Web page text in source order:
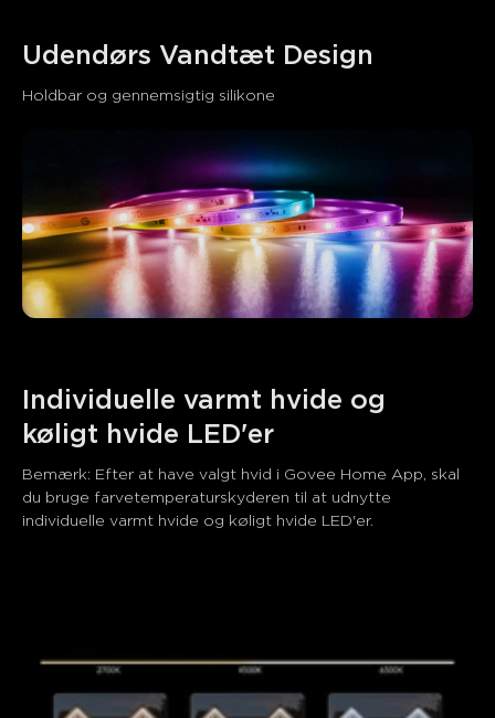
Udendørs Vandtæt Design
Holdbar og gennemsigtig silikone
Individuelle varmt hvide og
køligt hvide LED'er
Bemærk: Efter at have valgt hvid i Govee Home App, skal
du bruge farvetemperaturskyderen til at udnytte
individuelle varmt hvide og køligt hvide LED'er.